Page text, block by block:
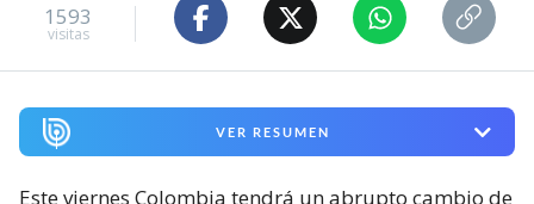
1593
visitas
VER RESUMEN
Este viernes Colombia tendrá un abrupto cambio de